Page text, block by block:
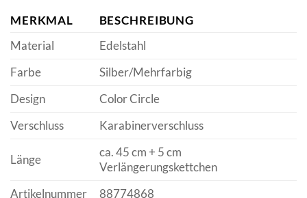
MERKMAL
BESCHREIBUNG
Material
Edelstahl
Farbe
Silber/Mehrfarbig
Design
Color Circle
Verschluss
Karabinerverschluss
Länge
ca. 45 cm + 5 cm
Verlängerungskettchen
Artikelnummer
88774868